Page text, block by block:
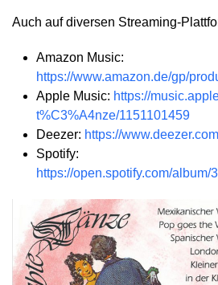
Auch auf diversen Streaming-
Amazon Music:
https://www.amazon.de/gp/
Apple Music: https://
t%C3%A4nze/1151101459
Deezer: https://
Spotify:
https://open.spotify.com/